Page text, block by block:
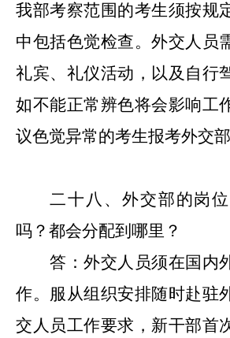
我部考察范围的考生须按规
中包括色觉检查。外交人员
礼宾、礼仪活动， 以及 自行
如不能正常辨色将会影响工
议色觉异常的考生报考外交部
二十八 、外交部的岗
吗？都会分配到哪里？
答：外交人员须在国内
作。服从组织安排随时赴驻
交人员工作要求 ，新干部首